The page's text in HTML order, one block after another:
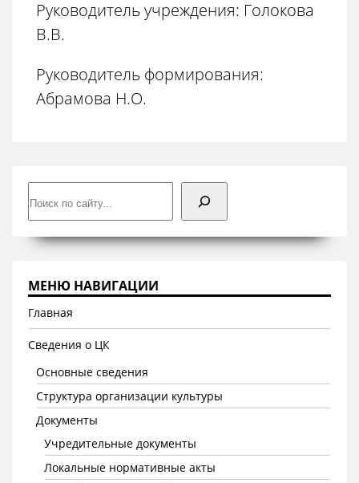
Руководитель учреждения: Голокова
В.В.
Руководитель формирования:
Абрамова Н.О.
МЕНЮ НАВИГАЦИИ
Главная
Сведения о ЦК
Основные сведения
Структура организации культуры
Документы
Учредительные документы
Локальные нормативные акты